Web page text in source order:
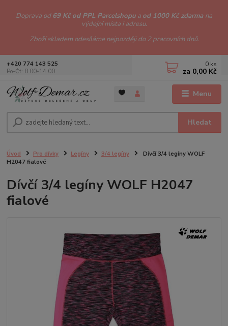
Doprava od69 Kč od PPL Parcelshopu a od 1000 Kč zdarma na
výdejní místa i adresu.
Zboží skladem odesíláme nejpozději do 2 pracovních dnů.
Menu
Hledat
+420 774 143 525
Po-Čt: 8.00-14.00
0 ks
za 0,00 Kč
Úvod Pro dívky Legíny 3/4 legíny
Dívčí 3/4 legíny WOLF
H2047 fialové
Dívčí 3/4 legíny WOLF H2047
fialové